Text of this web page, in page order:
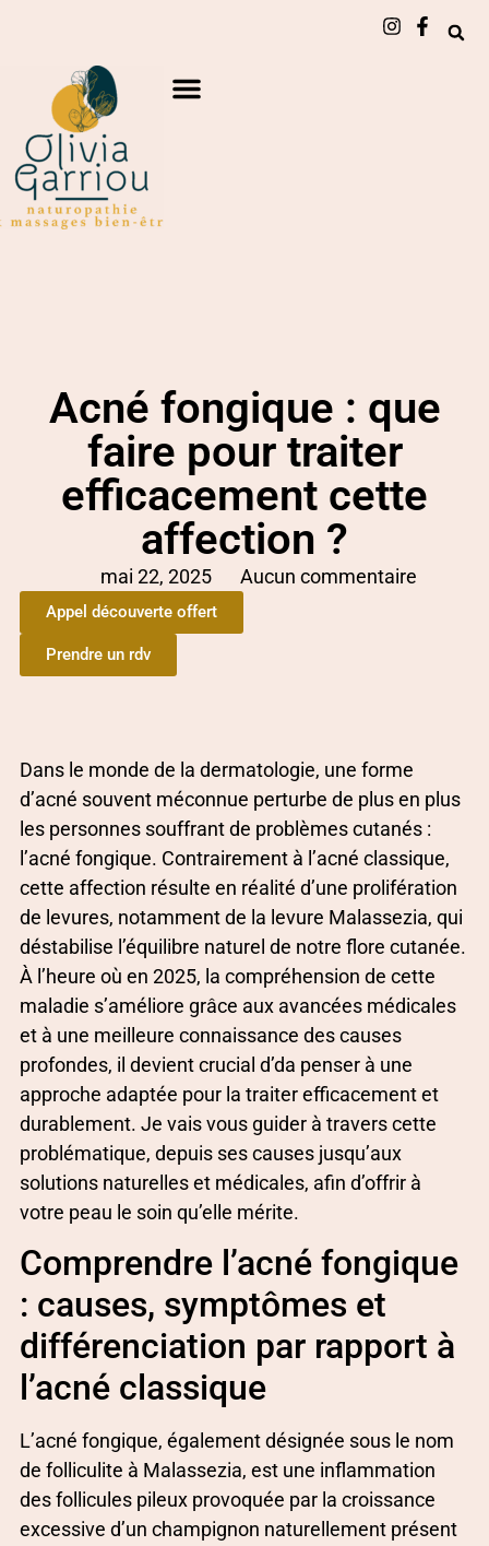
Acné fongique : que
faire pour traiter
efficacement cette
affection ?
mai 22, 2025 Aucun commentaire
Appel découverte offert
Prendre un rdv
Dans le monde de la dermatologie, une forme
d’acné souvent méconnue perturbe de plus en plus
les personnes souffrant de problèmes cutanés :
l’acné fongique. Contrairement à l’acné classique,
cette affection résulte en réalité d’une prolifération
de levures, notamment de la levure Malassezia, qui
déstabilise l’équilibre naturel de notre flore cutanée.
À l’heure où en 2025, la compréhension de cette
maladie s’améliore grâce aux avancées médicales
et à une meilleure connaissance des causes
profondes, il devient crucial d’da penser à une
approche adaptée pour la traiter efficacement et
durablement. Je vais vous guider à travers cette
problématique, depuis ses causes jusqu’aux
solutions naturelles et médicales, afin d’offrir à
votre peau le soin qu’elle mérite.
Comprendre l’acné fongique
: causes, symptômes et
différenciation par rapport à
l’acné classique
L’acné fongique, également désignée sous le nom
de folliculite à Malassezia, est une inflammation
des follicules pileux provoquée par la croissance
excessive d’un champignon naturellement présent